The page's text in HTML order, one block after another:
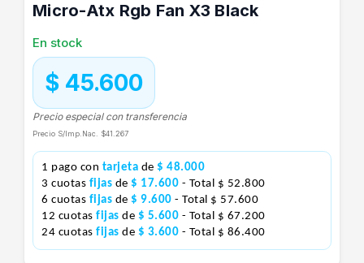
Micro-Atx Rgb Fan X3 Black
En stock
$ 45.600
Precio especial con transferencia
Precio S/Imp.Nac. $41.267
1 pago con tarjeta de $ 48.000
3 cuotas fijas de $ 17.600 - Total $ 52.800
6 cuotas fijas de $ 9.600 - Total $ 57.600
12 cuotas fijas de $ 5.600 - Total $ 67.200
24 cuotas fijas de $ 3.600 - Total $ 86.400